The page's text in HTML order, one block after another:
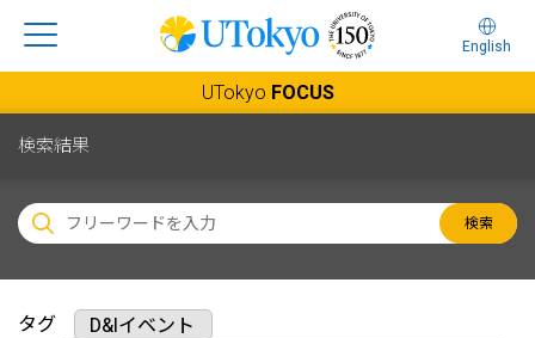
English
UTokyo FOCUS
検索結果
検索
タグ D&Iイベント